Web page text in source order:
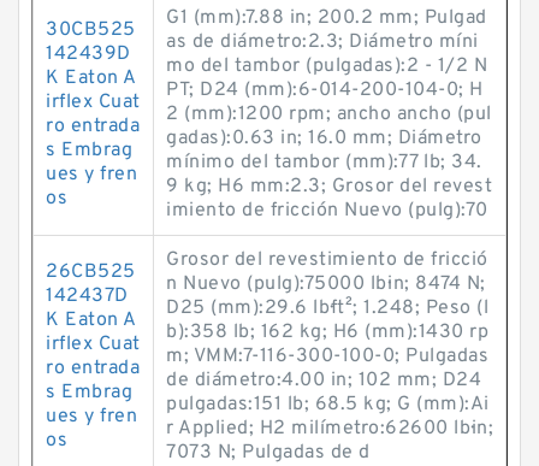
30CB525
142439D
K Eaton A
irflex Cuat
ro entrada
s Embrag
ues y fren
os
G1 (mm):7.88 in; 200.2 mm; Pulgad
as de diámetro:2.3; Diámetro míni
mo del tambor (pulgadas):2 - 1/2 N
PT; D24 (mm):6-014-200-104-0; H
2 (mm):1200 rpm; ancho ancho (pul
gadas):0.63 in; 16.0 mm; Diámetro
mínimo del tambor (mm):77 lb; 34.
9 kg; H6 mm:2.3; Grosor del revest
imiento de fricción Nuevo (pulg):70
26CB525
142437D
K Eaton A
irflex Cuat
ro entrada
s Embrag
ues y fren
os
Grosor del revestimiento de fricció
n Nuevo (pulg):75000 lb·in; 8474 N;
D25 (mm):29.6 lb·ft²; 1.248; Peso (l
b):358 lb; 162 kg; H6 (mm):1430 rp
m; VMM:7-116-300-100-0; Pulgadas
de diámetro:4.00 in; 102 mm; D24
pulgadas:151 lb; 68.5 kg; G (mm):Ai
r Applied; H2 milímetro:62600 lb·in;
7073 N; Pulgadas de d